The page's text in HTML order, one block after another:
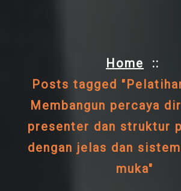
Home ::
Posts tagged
Membangun percaya
presenter dan struktur
dengan jelas dan
muka"